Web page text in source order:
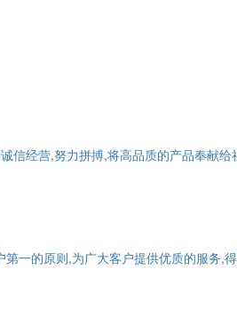
信经营,努力拼搏,将高品质的产品奉献
一的原则,为广大客户提供优质的服务,